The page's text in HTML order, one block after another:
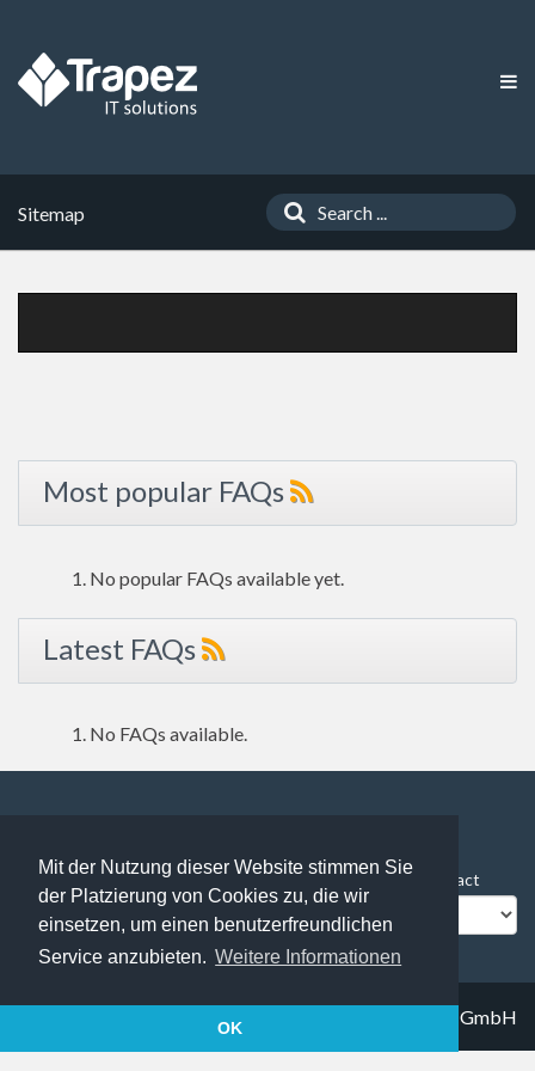
Mit der Nutzung dieser Website stimmen Sie
der Platzierung von Cookies zu, die wir
einsetzen, um einen benutzerfreundlichen
Service anzubieten. Weitere Informationen
OK
Sitemap
Most popular FAQs
No popular FAQs available yet.
Latest FAQs
No FAQs available.
FAQ Overview
Sitemap FAQ Glossary
Contact
Datenschutz
© 2019 Trapez IT solutions GmbH